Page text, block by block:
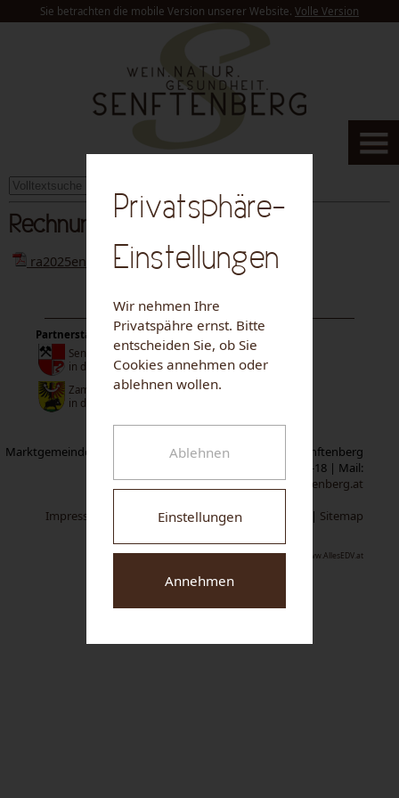
Sie betrachten die mobile Version unserer Website. Volle Version
Rechnungsabschluss 2025
ra2025entwurf20260225.pdf
Partnerstädte:
Senftenberg
in der Niederlausitz
Zamberk
in der Tschechischen Republik
Marktgemeinde Senftenberg | Neuer Markt 1 | A-3541 Senftenberg
| Fax: 02719/2319-18 | Mail:
gemeindeamt@senftenberg.at
Impressum
Datenschutz|Cookie-Einstellungen | Sitemap
www.AllesEDV.at
Privatsphäre-
Einstellungen
Wir nehmen Ihre
Privatspähre ernst. Bitte
entscheiden Sie, ob Sie
Cookies annehmen oder
ablehnen wollen.
Ablehnen
Einstellungen
Annehmen